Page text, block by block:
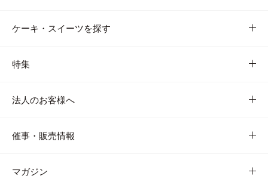
ケーキ・スイーツを探す
特集
法人のお客様へ
催事・販売情報
マガジン